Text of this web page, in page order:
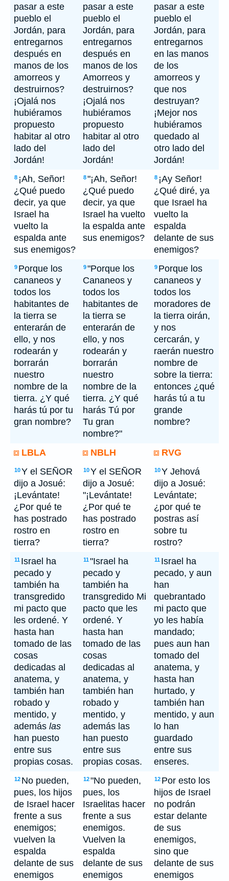
pasar a este
pueblo el
Jordán, para
entregarnos
después en
manos de los
amorreos y
destruirnos?
¡Ojalá nos
hubiéramos
propuesto
habitar al otro
lado del
Jordán!
pasar a este
pueblo el
Jordán, para
entregarnos
después en
manos de los
Amorreos y
destruirnos?
¡Ojalá nos
hubiéramos
propuesto
habitar al otro
lado del
Jordán!
pasar a este
pueblo el
Jordán, para
entregarnos
en las manos
de los
amorreos y
que nos
destruyan?
¡Mejor nos
hubiéramos
quedado al
otro lado del
Jordán!
8 ¡Ah, Señor!
¿Qué puedo
decir, ya que
Israel ha
vuelto la
espalda ante
sus enemigos?
8"¡Ah, Señor!
¿Qué puedo
decir, ya que
Israel ha vuelto
la espalda ante
sus enemigos?
8 ¡Ay Señor!
¿Qué diré, ya
que Israel ha
vuelto la
espalda
delante de sus
enemigos?
9 Porque los
cananeos y
todos los
habitantes de
la tierra se
enterarán de
ello, y nos
rodearán y
borrarán
nuestro
nombre de la
tierra. ¿Y qué
harás tú por tu
gran nombre?
9"Porque los
Cananeos y
todos los
habitantes de
la tierra se
enterarán de
ello, y nos
rodearán y
borrarán
nuestro
nombre de la
tierra. ¿Y qué
harás Tú por
Tu gran
nombre?"
9 Porque los
cananeos y
todos los
moradores de
la tierra oirán,
y nos
cercarán, y
raerán nuestro
nombre de
sobre la tierra:
entonces ¿qué
harás tú a tu
grande
nombre?
LBLA NBLH RVG
10Y el SEÑOR
dijo a Josué:
¡Levántate!
¿Por qué te
has postrado
rostro en
tierra?
10Y el SEÑOR
dijo a Josué:
"¡Levántate!
¿Por qué te
has postrado
rostro en
tierra?
10Y Jehová
dijo a Josué:
Levántate;
¿por qué te
postras así
sobre tu
rostro?
11 Israel ha
pecado y
también ha
transgredido
mi pacto que
les ordené. Y
hasta han
tomado de las
cosas
dedicadas al
anatema, y
también han
robado y
mentido, y
además las
han puesto
entre sus
propias cosas.
11"Israel ha
pecado y
también ha
transgredido Mi
pacto que les
ordené. Y
hasta han
tomado de las
cosas
dedicadas al
anatema, y
también han
robado y
mentido, y
además las
han puesto
entre sus
propias cosas.
11 Israel ha
pecado, y aun
han
quebrantado
mi pacto que
yo les había
mandado;
pues aun han
tomado del
anatema, y
hasta han
hurtado, y
también han
mentido, y aun
lo han
guardado
entre sus
enseres.
12 No pueden,
pues, los hijos
de Israel hacer
frente a sus
enemigos;
vuelven la
espalda
delante de sus
enemigos
12"No pueden,
pues, los
Israelitas hacer
frente a sus
enemigos.
Vuelven la
espalda
delante de sus
enemigos
12 Por esto los
hijos de Israel
no podrán
estar delante
de sus
enemigos,
sino que
delante de sus
enemigos